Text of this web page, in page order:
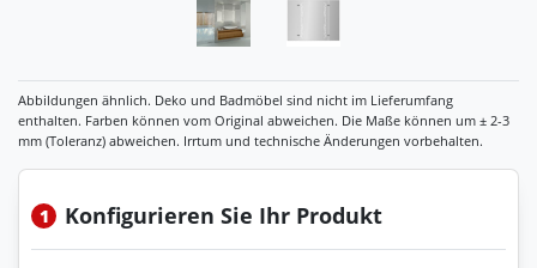
1 Konfigurieren Sie Ihr Produkt